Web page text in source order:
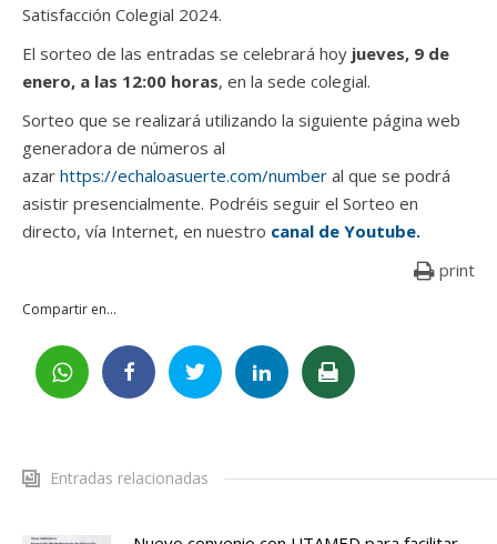
Satisfacción Colegial 2024.
El sorteo de las entradas se celebrará hoy jueves, 9 de
enero, a las 12:00 horas, en la sede colegial.
Sorteo que se realizará utilizando la siguiente página web
generadora de números al
azar https://echaloasuerte.com/number al que se podrá
asistir presencialmente. Podréis seguir el Sorteo en
directo, vía Internet, en nuestro canal de Youtube.
print
Compartir en...
Entradas relacionadas